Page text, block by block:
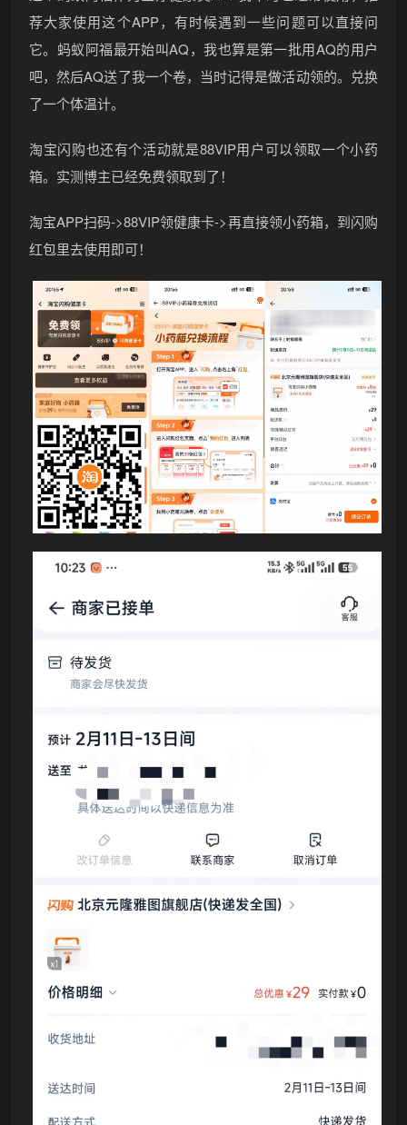
荐大家使用这个APP，有时候遇到一些问题可以直接问
它。蚂蚁阿福最开始叫AQ，我也算是第一批用AQ的用户
吧，然后AQ送了我一个卷，当时记得是做活动领的。兑换
了一个体温计。
淘宝闪购也还有个活动就是88VIP用户可以领取一个小药
箱。实测博主已经免费领取到了！
淘宝APP扫码->88VIP领健康卡->再直接领小药箱，到闪购
红包里去使用即可！